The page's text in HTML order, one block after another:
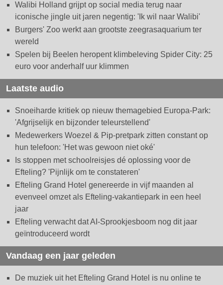
Walibi Holland grijpt op social media terug naar
iconische jingle uit jaren negentig: 'Ik wil naar Walibi'
Burgers' Zoo werkt aan grootste zeegrasaquarium ter
wereld
Spelen bij Beelen heropent klimbeleving Spider City: 25
euro voor anderhalf uur klimmen
Laatste audio
Snoeiharde kritiek op nieuw themagebied Europa-Park:
'Afgrijselijk en bijzonder teleurstellend'
Medewerkers Woezel & Pip-pretpark zitten constant op
hun telefoon: 'Het was gewoon niet oké'
Is stoppen met schoolreisjes dé oplossing voor de
Efteling? 'Pijnlijk om te constateren'
Efteling Grand Hotel genereerde in vijf maanden al
evenveel omzet als Efteling-vakantiepark in een heel
jaar
Efteling verwacht dat AI-Sprookjesboom nog dit jaar
geïntroduceerd wordt
Vandaag een jaar geleden
De muziek uit het Efteling Grand Hotel is nu online te